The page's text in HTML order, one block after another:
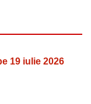
19 iulie 2026